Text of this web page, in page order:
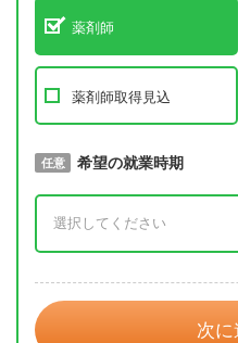
薬剤師
薬剤師取得見込
必須 取得予定年
任意 希望の就業時期
次に